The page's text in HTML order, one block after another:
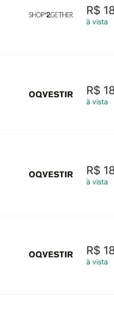
R$
à vista
R$
à vista
R$
à vista
R$
à vista